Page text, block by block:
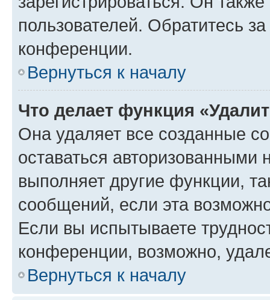
пользователей. Обратитесь
конференции.
Вернуться к началу
Что делает функция
Она удаляет все созданные
оставаться авторизованными
выполняет другие функции,
сообщений, если эта
Если вы испытываете
конференции, возможно,
Вернуться к началу